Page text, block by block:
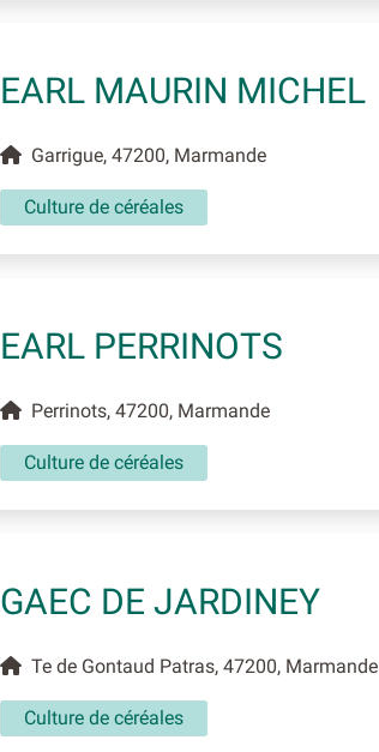
EARL MAURIN MICHEL
Garrigue, 47200, Marmande
Culture de céréales
EARL PERRINOTS
Perrinots, 47200, Marmande
Culture de céréales
GAEC DE JARDINEY
Te de Gontaud Patras, 47200, Marmande
Culture de céréales